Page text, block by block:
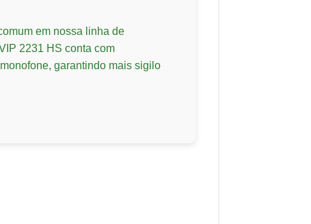
em nossa linha de
2231 HS conta com
garantindo mais sigilo